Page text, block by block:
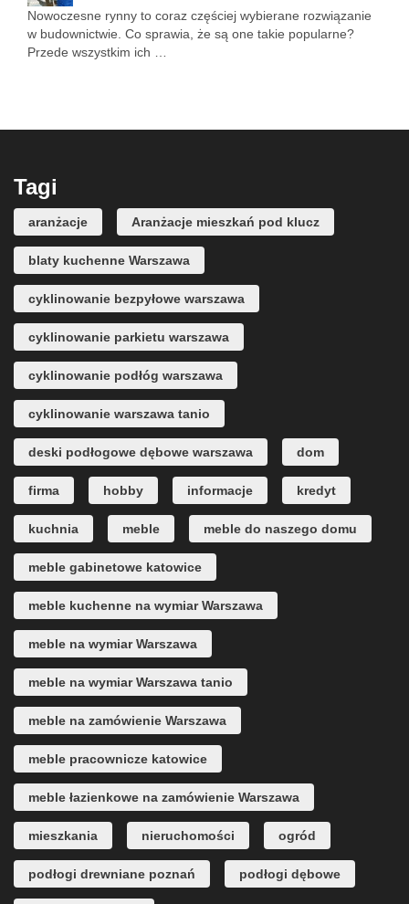
Nowoczesne rynny to coraz częściej wybierane rozwiązanie
w budownictwie. Co sprawia, że są one takie popularne?
Przede wszystkim ich …
Tagi
aranżacje Aranżacje mieszkań pod klucz
blaty kuchenne Warszawa
cyklinowanie bezpyłowe warszawa
cyklinowanie parkietu warszawa
cyklinowanie podłóg warszawa
cyklinowanie warszawa tanio
deski podłogowe dębowe warszawa dom
firma hobby informacje kredyt
kuchnia meble meble do naszego domu
meble gabinetowe katowice
meble kuchenne na wymiar Warszawa
meble na wymiar Warszawa
meble na wymiar Warszawa tanio
meble na zamówienie Warszawa
meble pracownicze katowice
meble łazienkowe na zamówienie Warszawa
mieszkania nieruchomości ogród
podłogi drewniane poznań podłogi dębowe